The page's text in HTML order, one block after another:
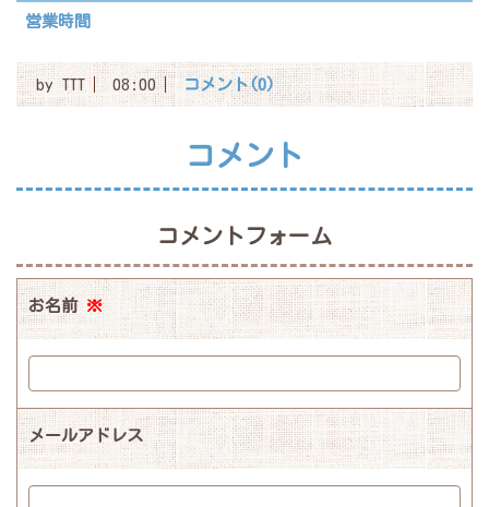
営業時間
byTTT 08:00 コメント(0)
コメント
コメントフォーム
お名前 ※
メールアドレス